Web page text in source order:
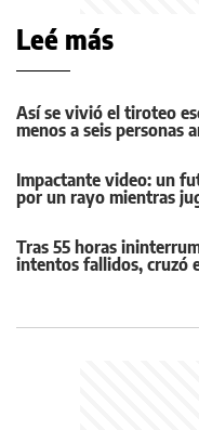
Leé más
Así se vivió el tiroteo
menos a seis personas
Impactante video: un
por un rayo mientras
Tras 55 horas
intentos fallidos, cruzó